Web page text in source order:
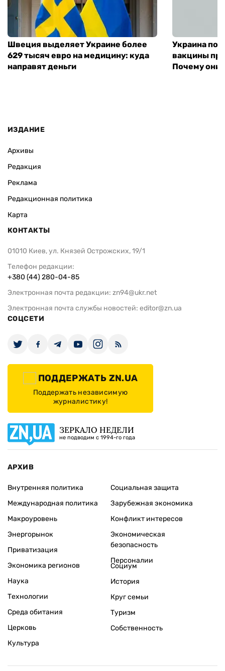
Швеция выделяет Украине более
629 тысяч евро на медицину: куда
направят деньги
Украина
вакцины
Почему они
ИЗДАНИЕ
Архивы
Редакция
Реклама
Редакционная политика
Карта
КОНТАКТЫ
01010 Киев, ул. Князей Острожских, 19/1
Телефон редакции:
+380 (44) 280-04-85
Электронная почта редакции: zn94@ukr.net
Электронная почта службы новостей: editor@zn.ua
СОЦСЕТИ
ПОДДЕРЖАТЬ ZN.UA
Поддержать независимую
журналистику!
ЗЕРКАЛО НЕДЕЛИ
не подводим с 1994-го года
АРХИВ
Внутренняя политика
Международная политика
Макроуровень
Энергорынок
Приватизация
Экономика регионов
Социальная защита
Зарубежная экономика
Конфликт интересов
Экономическая
безопасность
Персоналии
Наука
Технологии
Среда обитания
Церковь
Культура
Социум
История
Круг семьи
Туризм
Собственность